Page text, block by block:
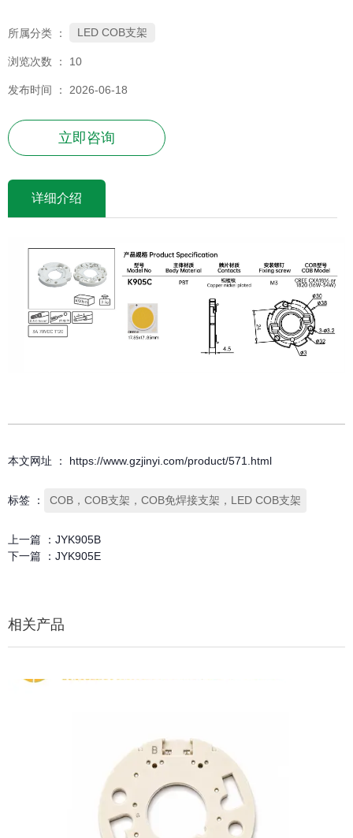
所属分类 ： LED COB支架
浏览次数 ： 10
发布时间 ： 2026-06-18
立即咨询
详细介绍
本文网址 ： https://www.gzjinyi.com/product/571.html
标签 ： COB，COB支架，COB免焊接支架，LED COB支架
上一篇 ： JYK905B
下一篇 ： JYK905E
相关产品